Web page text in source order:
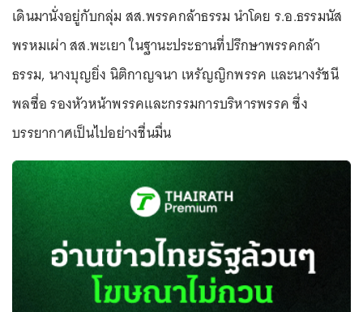
เดินมานั่งอยู่กับกลุ่ม สส.พรรคกล้าธรรม นำโดย ร.อ.ธรรมนัส
พรหมเผ่า สส.พะเยา ในฐานะประธานที่ปรึกษาพรรคกล้า
ธรรม, นางบุญยิ่ง นิติกาญจนา เหรัญญิกพรรค และนางรัชนี
พลซื่อ รองหัวหน้าพรรคและกรรมการบริหารพรรค ซึ่ง
บรรยากาศเป็นไปอย่างชื่นมื่น